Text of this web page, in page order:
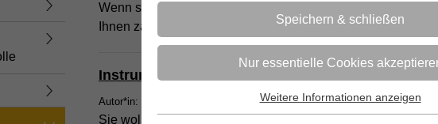
Wenn sich Ihre Öffentlichkeitsarbeit an vereinsexterne
Ihnen zahlreiche Instrumente zur Auswahl. Welche es gibt,
Instrumente der internen Öffentlichkeitsarbeit
Autor*in: Dir Schröter...
Sie wollen die Kommunikation mit Ihren Mitgliedern und
Speichern & schließen
Nur essentielle Cookies
Weitere Informationen anzeigen